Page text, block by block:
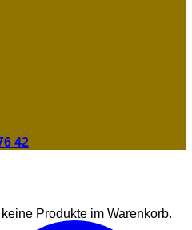
Produkte im Warenkorb.
42